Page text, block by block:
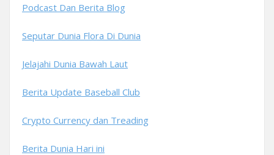
Podcast Dan Berita Blog
Seputar Dunia Flora Di Dunia
Jelajahi Dunia Bawah Laut
Berita Update Baseball Club
Crypto Currency dan Treading
Berita Dunia Hari ini